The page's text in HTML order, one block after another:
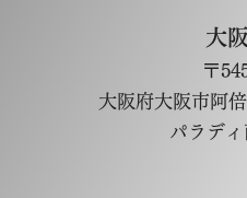
大
〒
大阪府大阪市阿
パラデ